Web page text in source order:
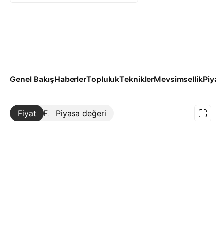
Genel BakışHaberlerToplulukTekniklerMevsimsellik
Fiyat Piyasa değeri
Daha Fazla